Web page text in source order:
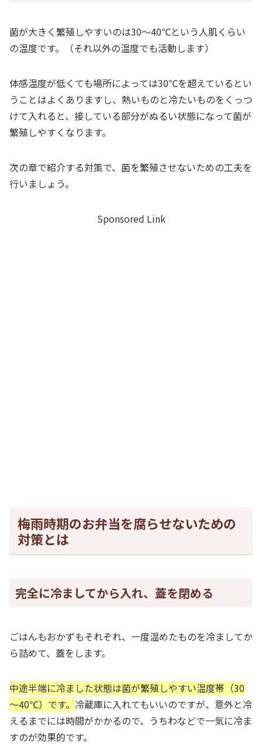
菌が大きく繁殖しやすいのは30～40℃という人肌くらい
の温度です。（それ以外の温度でも活動します）
体感温度が低くても場所によっては30℃を超えているとい
うことはよくありますし、熱いものと冷たいものをくっつ
けて入れると、接している部分がぬるい状態になって菌が
繁殖しやすくなります。
次の章で紹介する対策で、菌を繁殖させないための工夫を
行いましょう。
Sponsored Link
梅雨時期のお弁当を腐らせないための
対策とは
完全に冷ましてから入れ、蓋を閉める
ごはんもおかずもそれぞれ、一度温めたものを冷ましてか
ら詰めて、蓋をします。
中途半端に冷ました状態は菌が繁殖しやすい温度帯（30
～40℃）です。 冷蔵庫に入れてもいいのですが、意外と冷
えるまでには時間がかかるので、うちわなどで一気に冷ま
すのが効果的です。